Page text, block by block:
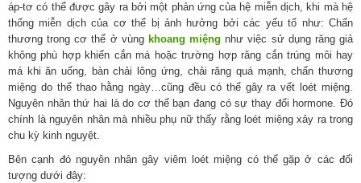
áp-tơ có thể được gây ra bởi một phản ứng của hệ miễn dịch, khi mà hệ
thống miễn dịch của cơ thể bị ảnh hưởng bởi các yếu tố như: Chấn
thương trong cơ thể ở vùng khoang miệng như việc sử dụng răng giả
không phù hợp khiến cắn má hoặc trường hợp răng cắn trúng môi hay
má khi ăn uống, bàn chải lông ứng, chải răng quá mạnh, chấn thương
miệng do thể thao hằng ngày…cũng đều có thể gây ra vết loét miệng.
Nguyên nhân thứ hai là do cơ thể bạn đang có sự thay đổi hormone. Đó
chính là nguyên nhân mà nhiều phụ nữ thấy rằng loét miệng xảy ra trong
chu kỳ kinh nguyệt.
Bên cạnh đó nguyên nhân gây viêm loét miệng có thể gặp ở các đối
tượng dưới đây: